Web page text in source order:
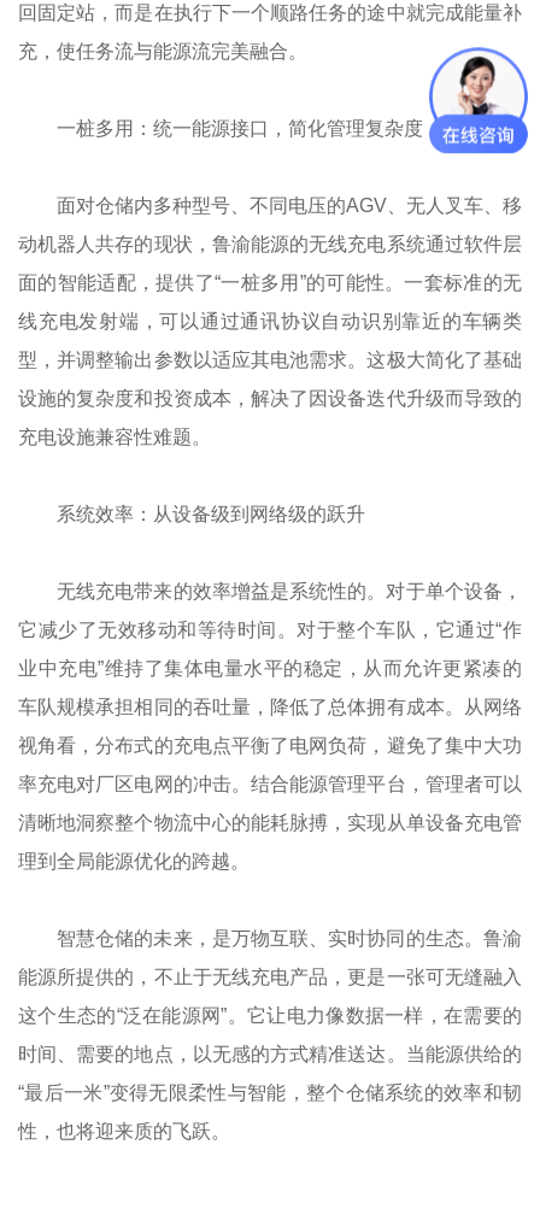
回固定站，而是在执行下一个顺路任务的途中就完成能量补
充，使任务流与能源流完美融合。
一桩多用：统一能源接口，简化管理复杂度
面对仓储内多种型号、不同电压的AGV、无人叉车、移
动机器人共存的现状，鲁渝能源的无线充电系统通过软件层
面的智能适配，提供了“一桩多用”的可能性。一套标准的无
线充电发射端，可以通过通讯协议自动识别靠近的车辆类
型，并调整输出参数以适应其电池需求。这极大简化了基础
设施的复杂度和投资成本，解决了因设备迭代升级而导致的
充电设施兼容性难题。
系统效率：从设备级到网络级的跃升
无线充电带来的效率增益是系统性的。对于单个设备，
它减少了无效移动和等待时间。对于整个车队，它通过“作
业中充电”维持了集体电量水平的稳定，从而允许更紧凑的
车队规模承担相同的吞吐量，降低了总体拥有成本。从网络
视角看，分布式的充电点平衡了电网负荷，避免了集中大功
率充电对厂区电网的冲击。结合能源管理平台，管理者可以
清晰地洞察整个物流中心的能耗脉搏，实现从单设备充电管
理到全局能源优化的跨越。
智慧仓储的未来，是万物互联、实时协同的生态。鲁渝
能源所提供的，不止于无线充电产品，更是一张可无缝融入
这个生态的“泛在能源网”。它让电力像数据一样，在需要的
时间、需要的地点，以无感的方式精准送达。当能源供给的
“最后一米”变得无限柔性与智能，整个仓储系统的效率和韧
性，也将迎来质的飞跃。